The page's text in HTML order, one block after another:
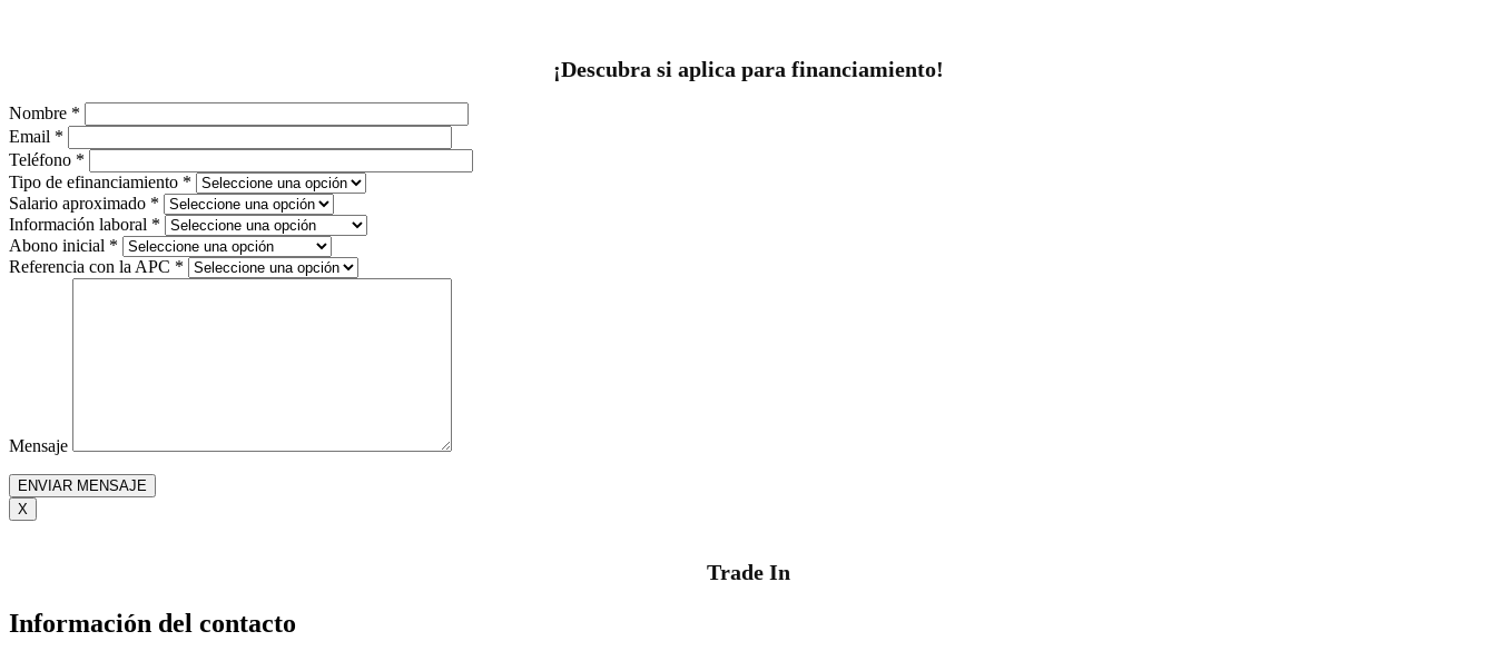
¡Descubra si aplica para financiamiento!
Nombre *
Email *
Teléfono *
Tipo de efinanciamiento *
Salario aproximado *
Información laboral *
Abono inicial *
Referencia con la APC *
Mensaje
X
Trade In
Información del contacto